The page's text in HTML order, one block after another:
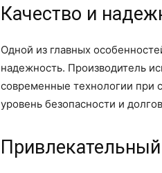
Качество и
Одной из главных
надежность. Производитель
современные технологии при
уровень безопасности и